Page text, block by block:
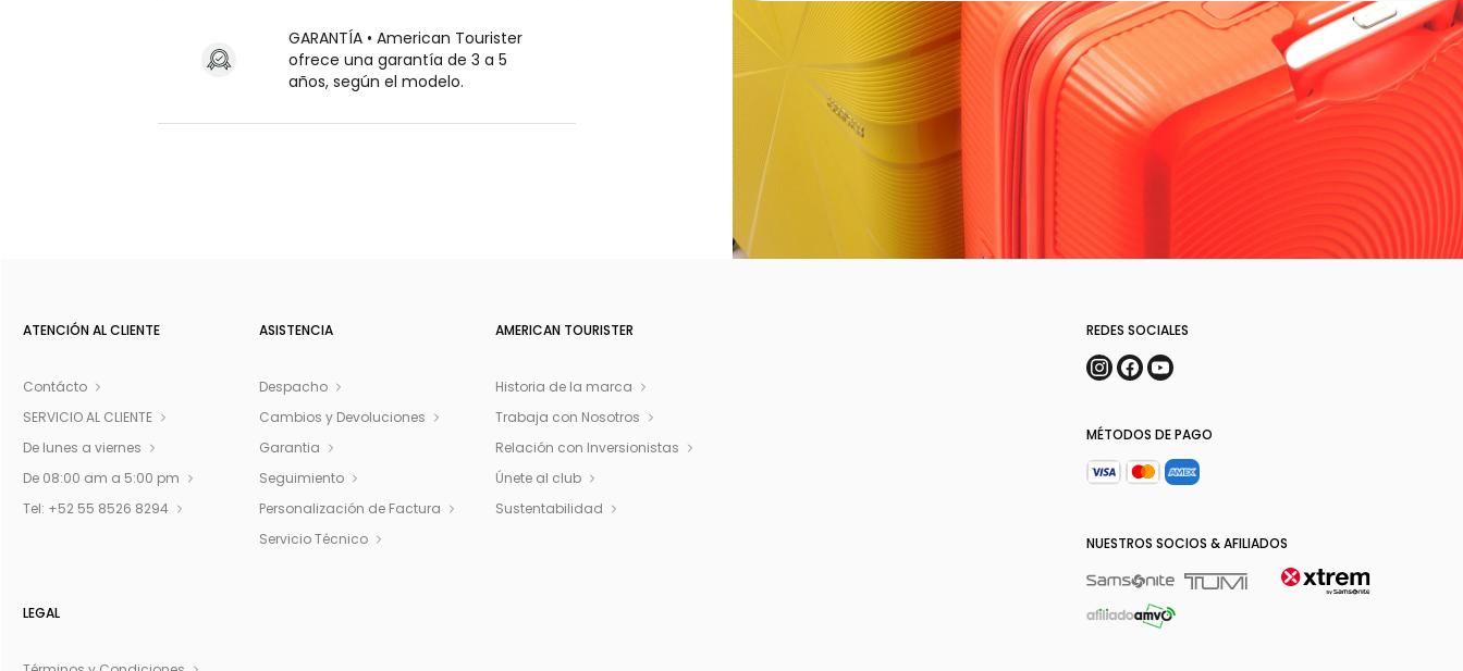
GARANTÍA • American Tourister
ofrece una garantía de 3 a 5
años, según el modelo.
ATENCIÓN AL CLIENTE
Contácto
SERVICIO AL CLIENTE
De lunes a viernes
De 08:00 am a 5:00 pm
Tel: +52 55 8526 8294
ASISTENCIA
Despacho
Cambios y Devoluciones
Garantia
Seguimiento
Personalización de Factura
Servicio Técnico
AMERICAN TOURISTER
Historia de la marca
Trabaja con Nosotros
Relación con Inversionistas
Únete al club
Sustentabilidad
LEGAL
REDES SOCIALES
MÉTODOS DE PAGO
NUESTROS SOCIOS & AFILIADOS